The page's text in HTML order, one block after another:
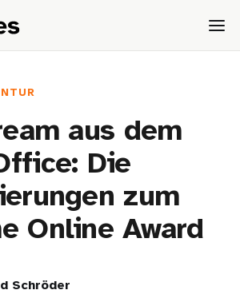
aus dem
Die
zum
Online Award
Schröder